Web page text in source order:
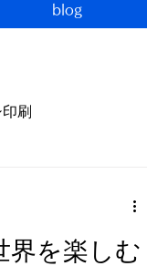
blog
刷
ペーター
界を楽しむ